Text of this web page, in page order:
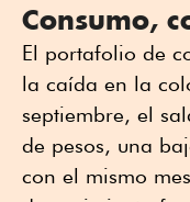
Consumo,
El portafolio de
la caída en la
septiembre, el
de pesos, una
con el mismo